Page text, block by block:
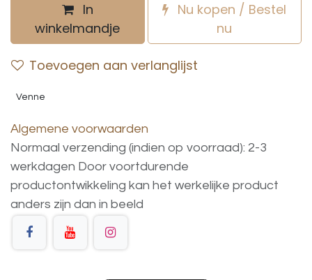
In
winkelmandje
Nu kopen / Bestel
nu
Toevoegen aan verlanglijst
Venne
Algemene voorwaarden
Normaal verzending (indien op voorraad): 2-3
werkdagen Door voortdurende
productontwikkeling kan het werkelijke product
anders zijn dan in beeld